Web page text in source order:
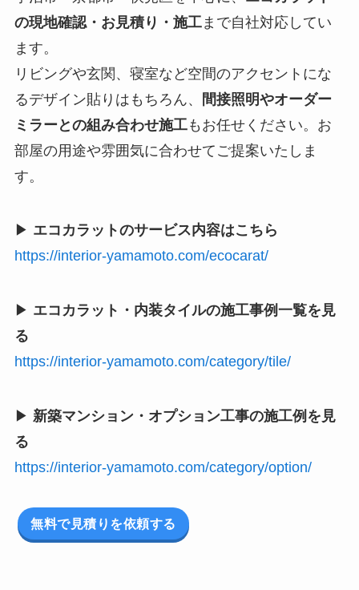
の現地確認・お見積り・施工まで自社対応してい
ます。
リビングや玄関、寝室など空間のアクセントにな
るデザイン貼りはもちろん、
間接照明やオーダー
ミラーとの組み合わせ施工もお任せください。お
部屋の用途や雰囲気に合わせてご提案いたしま
す。
▶ エコカラットのサービス内容はこちら
https://interior-yamamoto.com/ecocarat/
▶ エコカラット・内装タイルの施工事例一覧を見
る
https://interior-yamamoto.com/category/tile/
▶ 新築マンション・オプション工事の施工例を見
る
https://interior-yamamoto.com/category/option/
無料で見積りを依頼する